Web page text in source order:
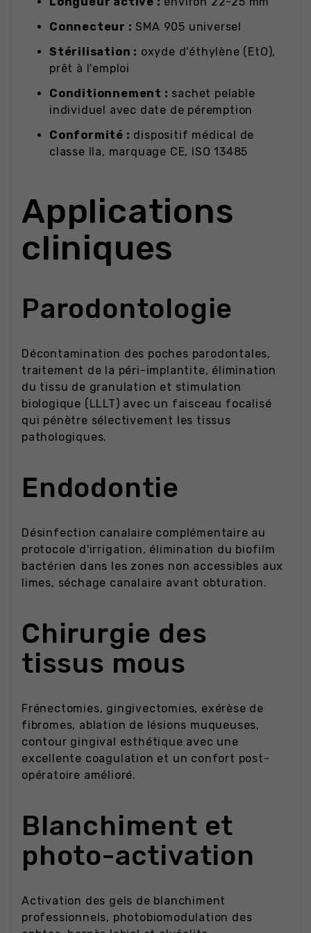
Connecteur : SMA 905 universel
Stérilisation : oxyde d'éthylène (EtO),
prêt à l'emploi
Conditionnement : sachet pelable
individuel avec date de péremption
Conformité : dispositif médical de
classe IIa, marquage CE, ISO 13485
Applications
cliniques
Parodontologie
Décontamination des poches parodontales,
traitement de la péri-implantite, élimination
du tissu de granulation et stimulation
biologique (LLLT) avec un faisceau focalisé
qui pénètre sélectivement les tissus
pathologiques.
Endodontie
Désinfection canalaire complémentaire au
protocole d'irrigation, élimination du biofilm
bactérien dans les zones non accessibles aux
limes, séchage canalaire avant obturation.
Chirurgie des
tissus mous
Frénectomies, gingivectomies, exérèse de
fibromes, ablation de lésions muqueuses,
contour gingival esthétique avec une
excellente coagulation et un confort post-
opératoire amélioré.
Blanchiment et
photo-activation
Activation des gels de blanchiment
professionnels, photobiomodulation des